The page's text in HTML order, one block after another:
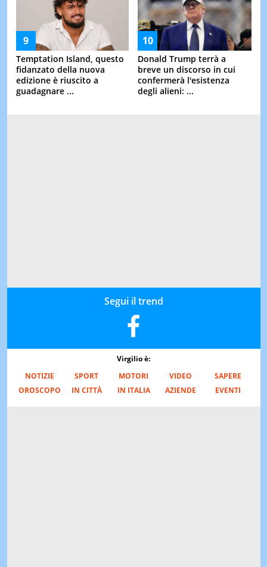
Temptation Island, questo
fidanzato della nuova
edizione è riuscito a
guadagnare ...
Donald Trump terrà a
breve un discorso in cui
confermerà l'esistenza
degli alieni: ...
Segui il trend
Virgilio è:
NOTIZIE
SPORT MOTORI VIDEO
SAPERE
OROSCOPO
IN CITTÀ IN ITALIA AZIENDE EVENTI